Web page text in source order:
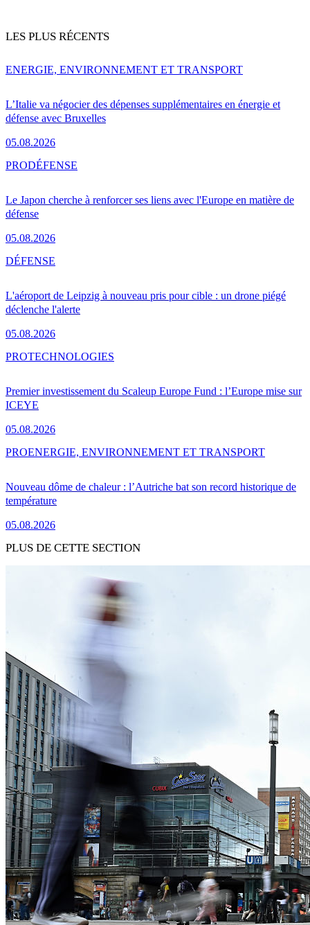
LES PLUS RÉCENTS
L’Italie va négocier des dépenses supplémentaires en énergie et
défense avec Bruxelles
05.08.2026
ENERGIE, ENVIRONNEMENT ET TRANSPORT
Le Japon cherche à renforcer ses liens avec l'Europe en matière de
défense
05.08.2026
PRODÉFENSE
L'aéroport de Leipzig à nouveau pris pour cible : un drone piégé
déclenche l'alerte
05.08.2026
DÉFENSE
Premier investissement du Scaleup Europe Fund : l’Europe mise sur
ICEYE
05.08.2026
PROTECHNOLOGIES
Nouveau dôme de chaleur : l’Autriche bat son record historique de
température
05.08.2026
PROENERGIE, ENVIRONNEMENT ET TRANSPORT
PLUS DE CETTE SECTION